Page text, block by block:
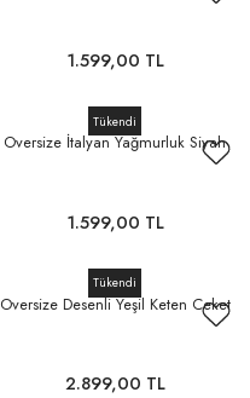
1.599,00 TL
Tükendi
Oversize İtalyan Yağmurluk Siyah
1.599,00 TL
Tükendi
Oversize Desenli Yeşil Keten Ceket
2.899,00 TL